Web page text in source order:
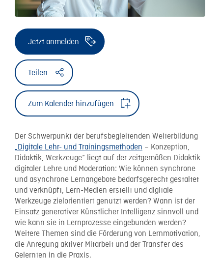
Jetzt anmelden
Teilen
Zum Kalender hinzufügen
Der Schwerpunkt der berufsbegleitenden Weiterbildung
„Digitale Lehr- und Trainingsmethoden – Konzeption,
Didaktik, Werkzeuge“ liegt auf der zeitgemäßen Didaktik
digitaler Lehre und Moderation: Wie können synchrone
und asynchrone Lernangebote bedarfsgerecht gestaltet
und verknüpft, Lern-Medien erstellt und digitale
Werkzeuge zielorientiert genutzt werden? Wann ist der
Einsatz generativer Künstlicher Intelligenz sinnvoll und
wie kann sie in Lernprozesse eingebunden werden?
Weitere Themen sind die Förderung von Lernmotivation,
die Anregung aktiver Mitarbeit und der Transfer des
Gelernten in die Praxis.